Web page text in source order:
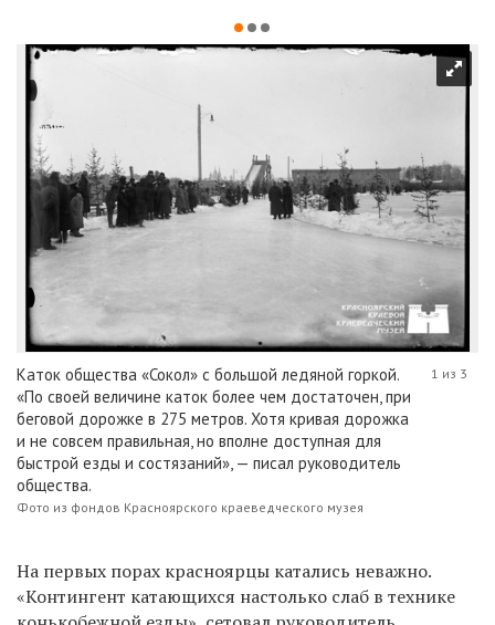
Каток общества «Сокол» с большой ледяной горкой.
«По своей величине каток более чем достаточен, при
беговой дорожке в 275 метров. Хотя кривая дорожка
и не совсем правильная, но вполне доступная для
быстрой езды и состязаний», — писал руководитель
общества.
Фото из фондов Красноярского краеведческого музея
1 из 3
На первых порах красноярцы катались неважно.
«Контингент катающихся настолько слаб в технике